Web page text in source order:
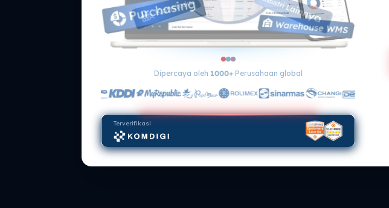
Dipercaya oleh 1000+Perusahaan global
Terverifikasi